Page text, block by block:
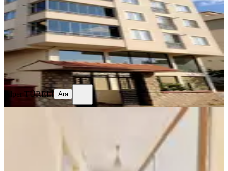
1+1·40 m² · 5. Kat·05.08.2026
18.500 ₺
Alper TÜRELİ
Ara
Alper TÜRELİ Ara
Yeni Rota'dan Boğaziçi Mahallesi
Onikişubat, Boğaziçi Mahallesi